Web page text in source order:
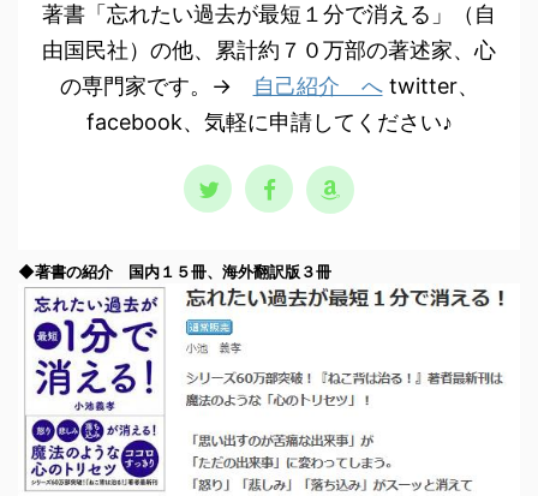
著書「忘れたい過去が最短１分で消える」（自
由国民社）の他、累計約７０万部の著述家、心
の専門家です。→
自己紹介 へtwitter、
facebook、気軽に申請してください♪
◆著書の紹介 国内１５冊、海外翻訳版３冊